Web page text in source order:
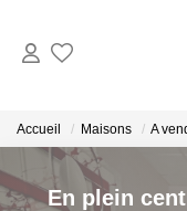
Accueil Maisons A
En plein